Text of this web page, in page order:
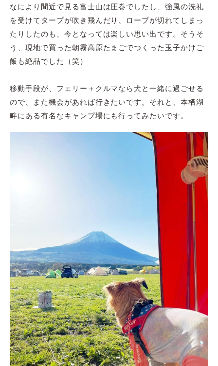
なにより間近で見る富士山は圧巻でしたし、強風の洗礼
を受けてタープが吹き飛んだり、ロープが切れてしまっ
たりしたのも、今となっては楽しい思い出です。そうそ
う、現地で買った朝霧高原たまごでつくった玉子かけご
飯も絶品でした（笑）
移動手段が、フェリー＋クルマなら犬と一緒に過ごせる
ので、また機会があれば行きたいです。それと、本栖湖
畔にある有名なキャンプ場にも行ってみたいです。